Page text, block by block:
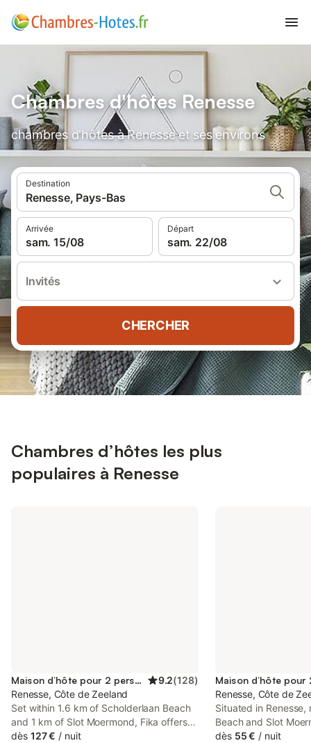
Chambres d'hôtes Renesse
chambres d'hôtes à Renesse et ses environs
Destination
Renesse, Pays-Bas
Arrivée
sam. 15/08
Départ
sam. 22/08
Invités
CHERCHER
Chambres d’hôtes les plus
populaires à Renesse
Maison d’hôte pour 2 personnes 9.2(128)
Renesse, Côte de Zeeland
Set within 1.6 km of Scholderlaan Beach
and 1 km of Slot Moermond, Fika offers
rooms with air conditioning and a private
dès 127 € / nuit
Renesse, Côte de
Situated in Renesse,
Beach and Slot
Hotel Pension 't
dès 55 € / nuit